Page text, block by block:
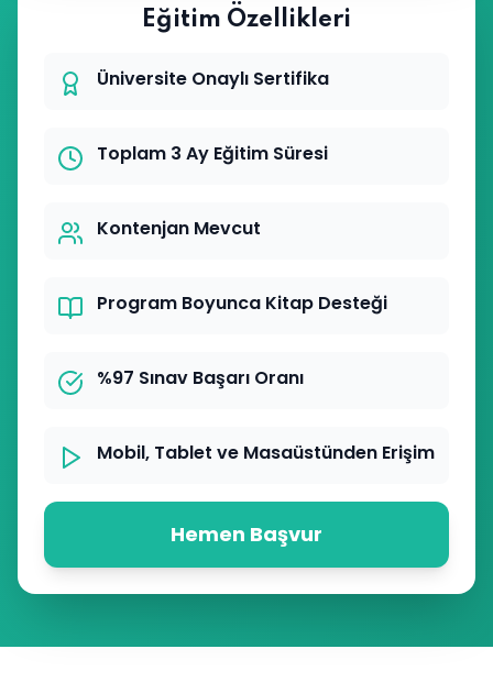
Eğitim Özellikleri
Üniversite Onaylı Sertifika
Toplam 3 Ay Eğitim Süresi
Kontenjan Mevcut
Program Boyunca Kitap Desteği
%97 Sınav Başarı Oranı
Mobil, Tablet ve Masaüstünden Erişim
Hemen Başvur